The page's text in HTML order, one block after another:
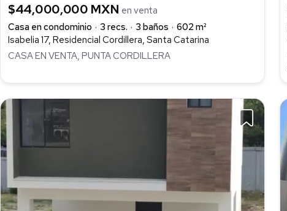
$44,000,000 MXN en venta
Casa en condominio
3 recs. 3 baños
602 m²
Isabelia 17, Residencial Cordillera, Santa Catarina
CASA EN VENTA, PUNTA CORDILLERA